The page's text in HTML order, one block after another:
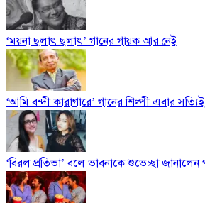
‘ময়না ছলাৎ ছলাৎ’ গানের গায়ক আর নেই
‘আমি বন্দী কারাগারে’ গানের শিল্পী এবার
‘বিরল প্রতিভা’ বলে ভাবনাকে শুভেচ্ছা জানালেন